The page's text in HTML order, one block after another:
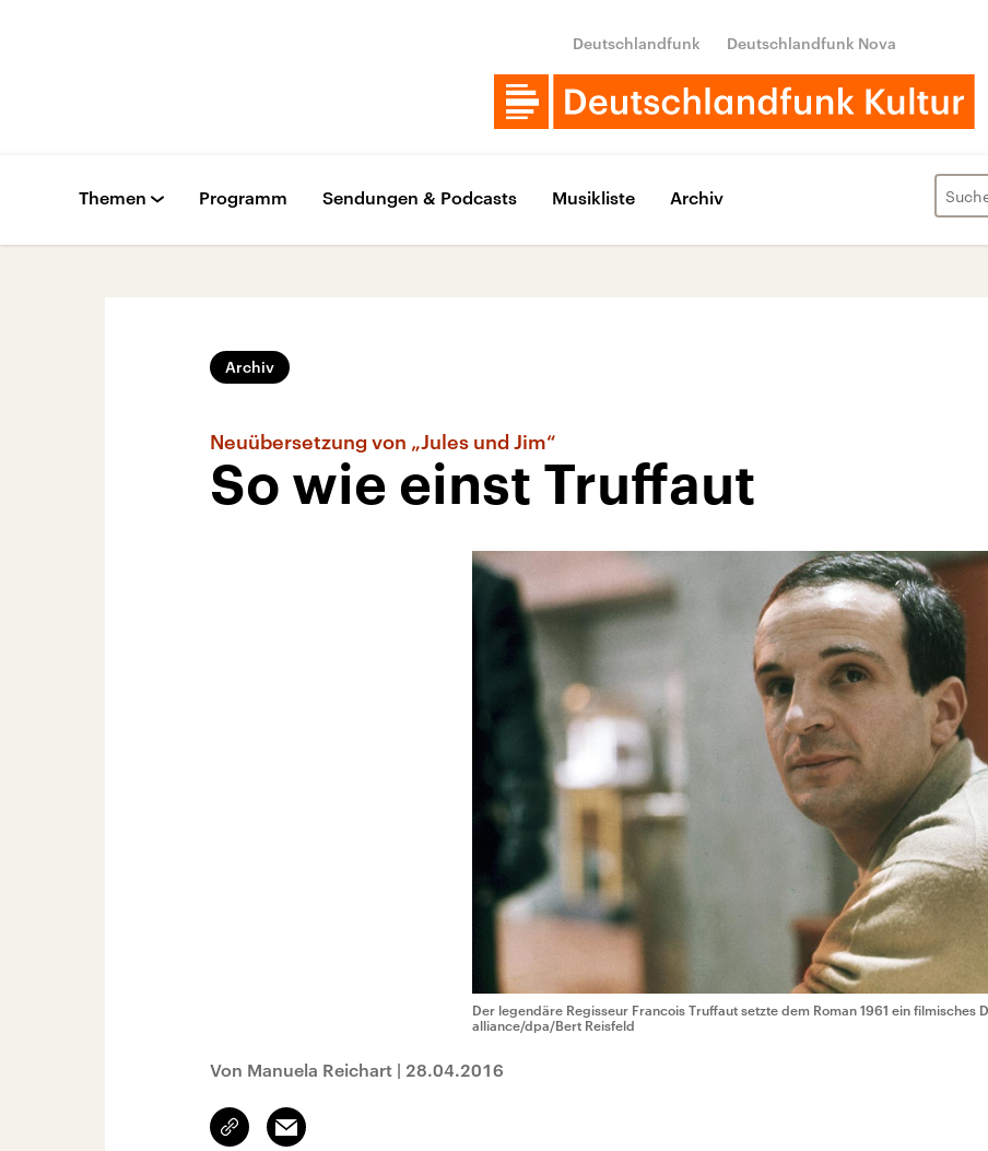
Deutschlandfunk Deutschlandfunk Nova
Themen Programm Sendungen & Podcasts Musikliste Archiv
Archiv
Neuübersetzung von „Jules und Jim“
So wie einst Truffaut
Der legendäre Regisseur Francois Truffaut setzte dem Roman 1961 ein filmisches
alliance/dpa/Bert Reisfeld
Von Manuela Reichart | 28.04.2016
Link
kopieren/teilen
Email